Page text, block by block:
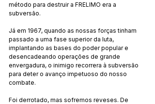
método para destruir a FRELIMO era a
subversão.
Já em 1967, quando as nossas forças tinham
passado a uma fase superior da luta,
implantando as bases do poder popular e
desencadeando operações de grande
envergadura, o inimigo recorrera à subversão
para deter o avanço impetuoso do nosso
combate.
Foi derrotado, mas sofremos reveses. De